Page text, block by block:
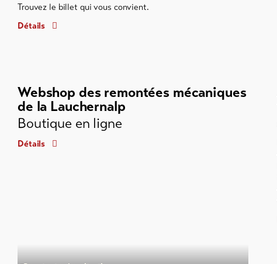
Trouvez le billet qui vous convient.
Détails
Webshop des remontées mécaniques
de la Lauchernalp
Boutique en ligne
Détails